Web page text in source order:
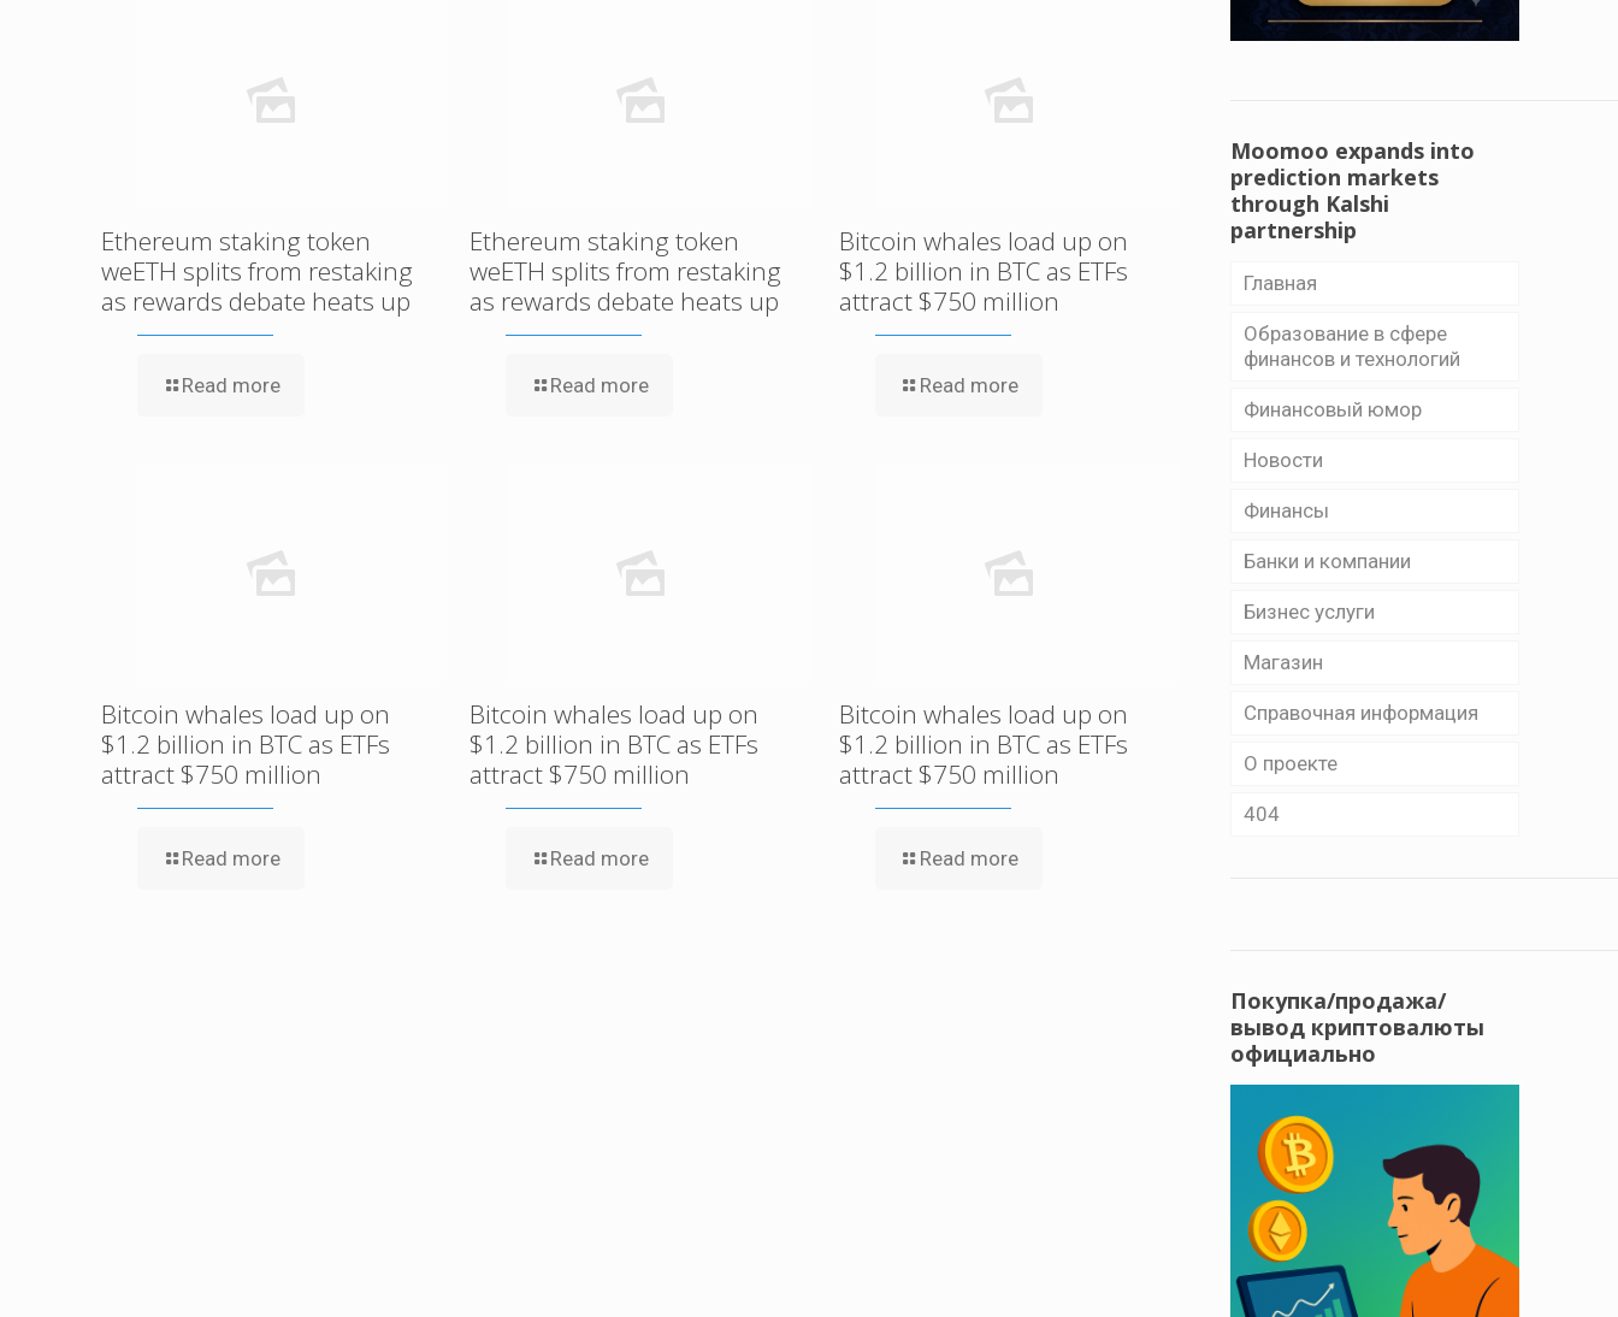
Ethereum staking token
weETH splits from restaking
as rewards debate heats up
Read more
Ethereum staking token
weETH splits from restaking
as rewards debate heats up
Read more
Bitcoin whales load up on
$1.2 billion in BTC as ETFs
attract $750 million
Read more
Bitcoin whales load up on
$1.2 billion in BTC as ETFs
attract $750 million
Read more
Bitcoin whales load up on
$1.2 billion in BTC as ETFs
attract $750 million
Read more
Bitcoin whales load up on
$1.2 billion in BTC as ETFs
attract $750 million
Read more
Moomoo expands into
prediction markets
through Kalshi
partnership
Главная
Образование в сфере
финансов и технологий
Финансовый юмор
Новости
Финансы
Банки и компании
Бизнес уcлуги
Магазин
Справочная информация
О проекте
404
Покупка/продажа/
вывод криптовалюты
официально